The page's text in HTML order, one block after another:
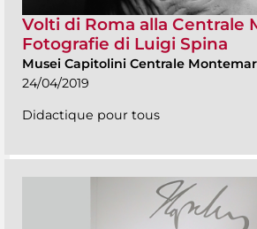
Volti di Roma alla Centrale
Fotografie di Luigi Spina
Musei Capitolini Centrale
24/04/2019
Didactique pour tous